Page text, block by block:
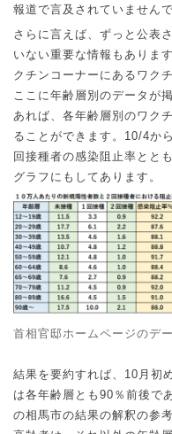
報道で言及されていませんで
さらに言えば、ずっと公表
いない重要な情報もありま
クチンコーナーにあるワク
ここに年齢層別のデータが
あれば、各年齢層別のワク
ることができます。 10/4から
回接種者の感染阻止率とと
グラフにもしてあります。
首相官邸ホームページのデ
結果を要約すれば、 10 月初
は各年齢層とも 90 ％前後で
の相馬市の結果の解釈の参